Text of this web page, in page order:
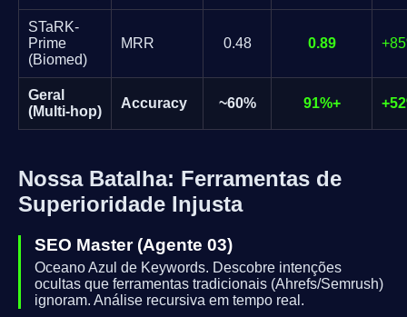
STaRK-
Prime
(Biomed)
MRR 0.48 0.89
Geral
(Multi-hop)
Accuracy ~60% 91%+
Nossa Batalha: Ferramentas de
Superioridade Injusta
SEO Master (Agente 03)
Oceano Azul de Keywords. Descobre intenções
ocultas que ferramentas tradicionais (Ahrefs/Semrush)
ignoram. Análise recursiva em tempo real.